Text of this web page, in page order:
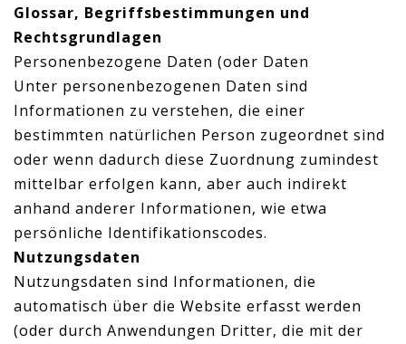
Glossar, Begriffsbestimmungen und
Rechtsgrundlagen
Personenbezogene Daten (oder Daten
Unter personenbezogenen Daten sind
Informationen zu verstehen, die einer
bestimmten natürlichen Person zugeordnet sind
oder wenn dadurch diese Zuordnung zumindest
mittelbar erfolgen kann, aber auch indirekt
anhand anderer Informationen, wie etwa
persönliche Identifikationscodes.
Nutzungsdaten
Nutzungsdaten sind Informationen, die
automatisch über die Website erfasst werden
(oder durch Anwendungen Dritter, die mit der